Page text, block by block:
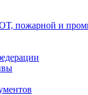
ОТ, пожарной и